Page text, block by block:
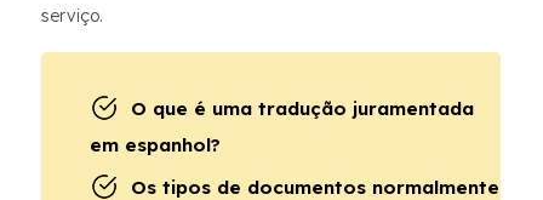
serviço.
O que é uma tradução juramentada
em espanhol?
Os tipos de documentos normalmente